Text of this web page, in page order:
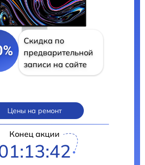
Скидка по
предварительной
записи на сайте
Цены на ремонт
Конец акции